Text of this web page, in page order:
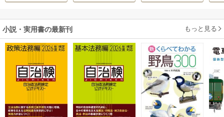
小説・実用書の最新刊 もっと見る